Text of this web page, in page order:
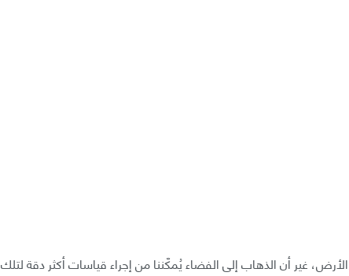
غير أن الذهاب إلى الفضاء يُمكّننا من إجراء قياسات أكثر دقة لتلك